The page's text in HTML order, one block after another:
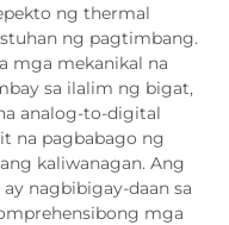
ng thermal
ng pagtimbang.
mga mekanikal na
sa ilalim ng bigat,
analog-to-digital
na pagbabago ng
kaliwanagan. Ang
nagbibigay-daan sa
mga